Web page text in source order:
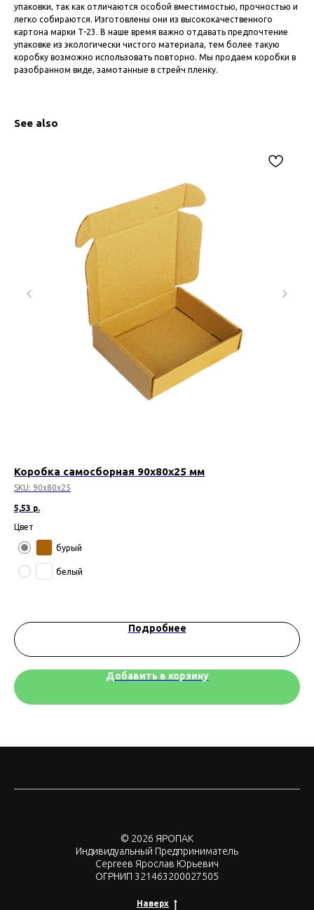
упаковки, так как отличаются особой вместимостью, прочностью и
легко собираются. Изготовлены они из высококачественного
картона марки Т-23. В наше время важно отдавать предпочтение
упаковке из экологически чистого материала, тем более такую
коробку возможно использовать повторно. Мы продаем коробки в
разобранном виде, замотанные в стрейч пленку.
See also
Коробка самосборная 90х80х25 мм
SKU: 90х80х25
5,53 р.
Цвет
бурый
белый
Подробнее
Добавить в корзину
© 2026 ЯРОПАК
Индивидуальный Предприниматель
Сергеев Ярослав Юрьевич
ОГРНИП 321463200027505
Наверх